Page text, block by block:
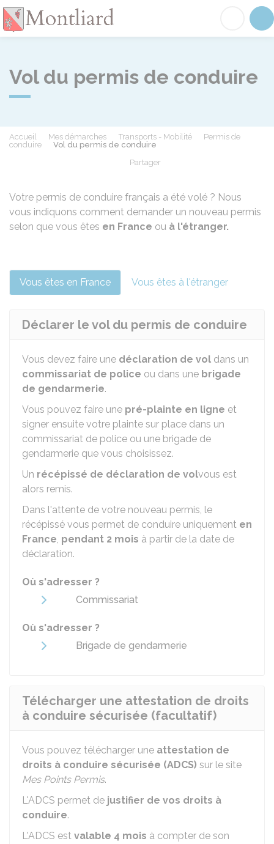
Vol du permis de conduire
Accueil Mes démarches Transports - Mobilité
Permis de
conduire
Vol du permis de conduire
Partager
Votre permis de conduire français a été volé ? Nous
vous indiquons comment demander un nouveau permis
selon que vous êtes en France ou à l'étranger.
Vous êtes en France Vous êtes à l'étranger
Déclarer le vol du permis de conduire
Vous devez faire une déclaration de vol dans un
commissariat de police ou dans une brigade
de gendarmerie.
Vous pouvez faire une pré-plainte en ligne et
signer ensuite votre plainte sur place dans un
commissariat de police ou une brigade de
gendarmerie que vous choisissez.
Un récépissé de déclaration de volvous est
alors remis.
Dans l'attente de votre nouveau permis, le
récépissé vous permet de conduire uniquement en
France, pendant 2 mois à partir de la date de
déclaration.
Où s'adresser ?
Commissariat
Où s'adresser ?
Brigade de gendarmerie
Télécharger une attestation de droits
à conduire sécurisée (facultatif)
Vous pouvez télécharger une attestation de
droits à conduire sécurisée (ADCS) sur le site
Mes Points Permis.
L'ADCS permet de justifier de vos droits à
conduire.
L'ADCS est valable 4 mois à compter de son